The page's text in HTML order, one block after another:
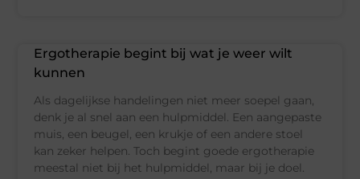
Ergotherapie begint bij wat je weer wilt
kunnen
Als dagelijkse handelingen niet meer soepel gaan,
denk je al snel aan een hulpmiddel. Een aangepaste
muis, een beugel, een krukje of een andere stoel
kan zeker helpen. Toch begint goede ergotherapie
meestal niet bij het hulpmiddel, maar bij je doel.